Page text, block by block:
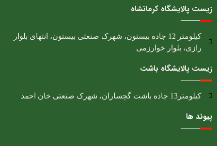
زیست پالایشگاه کرمانشاه
کیلومتر 12 جاده بیستون، شهرک صنعتی بیستون، انتهای بلوار
رازی، بلوار خوارزمی
زیست پالایشگاه باشت
کیلومتر13 جاده باشت گچساران، شهرک صنعتی خان احمد
پیوند ها